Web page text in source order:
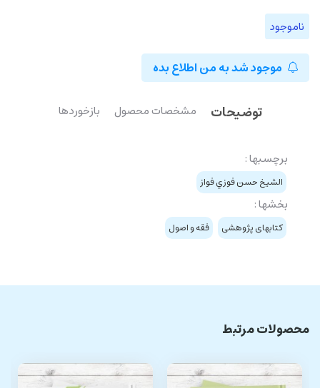
ناموجود
موجود شد به من اطلاع بده
توضیحات مشخصات محصول بازخوردها
برچسبها :
الشيخ حسن فوزي فواز
بخشها :
کتابهای پژوهشی فقه و اصول
محصولات مرتبط